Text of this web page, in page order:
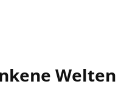
Welten